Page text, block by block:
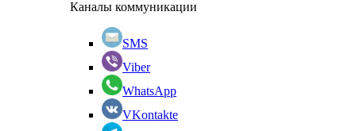
Каналы коммуникации
SMS
Viber
WhatsApp
VKontakte